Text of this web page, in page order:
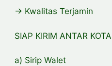
-> Kwalitas Terjamin
SIAP KIRIM ANTAR
a) Sirip Walet